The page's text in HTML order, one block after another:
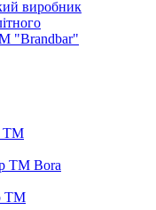
ТМ
ТМ Bora
ТМ